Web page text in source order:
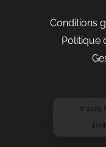
Conditions
Politique
© 2025